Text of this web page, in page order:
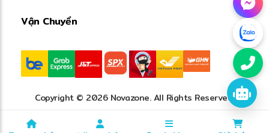
Vận Chuyển
Copyright © 2026 Novazone. All Rights Reserved.